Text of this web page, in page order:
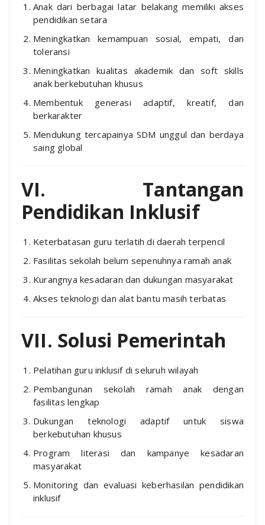
Anak dari berbagai latar belakang memiliki akses
pendidikan setara
Meningkatkan kemampuan sosial, empati, dan
toleransi
Meningkatkan kualitas akademik dan soft skills
anak berkebutuhan khusus
Membentuk generasi adaptif, kreatif, dan
berkarakter
Mendukung tercapainya SDM unggul dan berdaya
saing global
VI. Tantangan
Pendidikan Inklusif
Keterbatasan guru terlatih di daerah terpencil
Fasilitas sekolah belum sepenuhnya ramah anak
Kurangnya kesadaran dan dukungan masyarakat
Akses teknologi dan alat bantu masih terbatas
VII. Solusi Pemerintah
Pelatihan guru inklusif di seluruh wilayah
Pembangunan sekolah ramah anak dengan
fasilitas lengkap
Dukungan teknologi adaptif untuk siswa
berkebutuhan khusus
Program literasi dan kampanye kesadaran
masyarakat
Monitoring dan evaluasi keberhasilan pendidikan
inklusif